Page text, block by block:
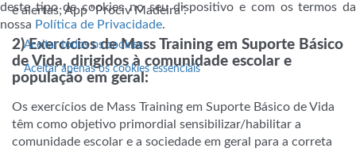
e alertas; App "Prociv Madeira".
a
2) Exercícios de Mass Training em Suporte Básico
de Vida, dirigidos à comunidade escolar e
população em geral:
Os exercícios de Mass Training em Suporte Básico de Vida
têm como objetivo primordial sensibilizar/habilitar a
comunidade escolar e a sociedade em geral para a correta
deste tipo de cookies no seu dispositivo e com os termos da
nossa Política de Privacidade.
Aceitar todos os cookies
Aceitar apenas os cookies essenciais